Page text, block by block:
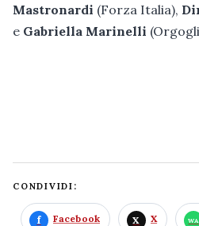
Mastronardi (Forza Italia),
e Gabriella Marinelli
CONDIVIDI:
Facebook X